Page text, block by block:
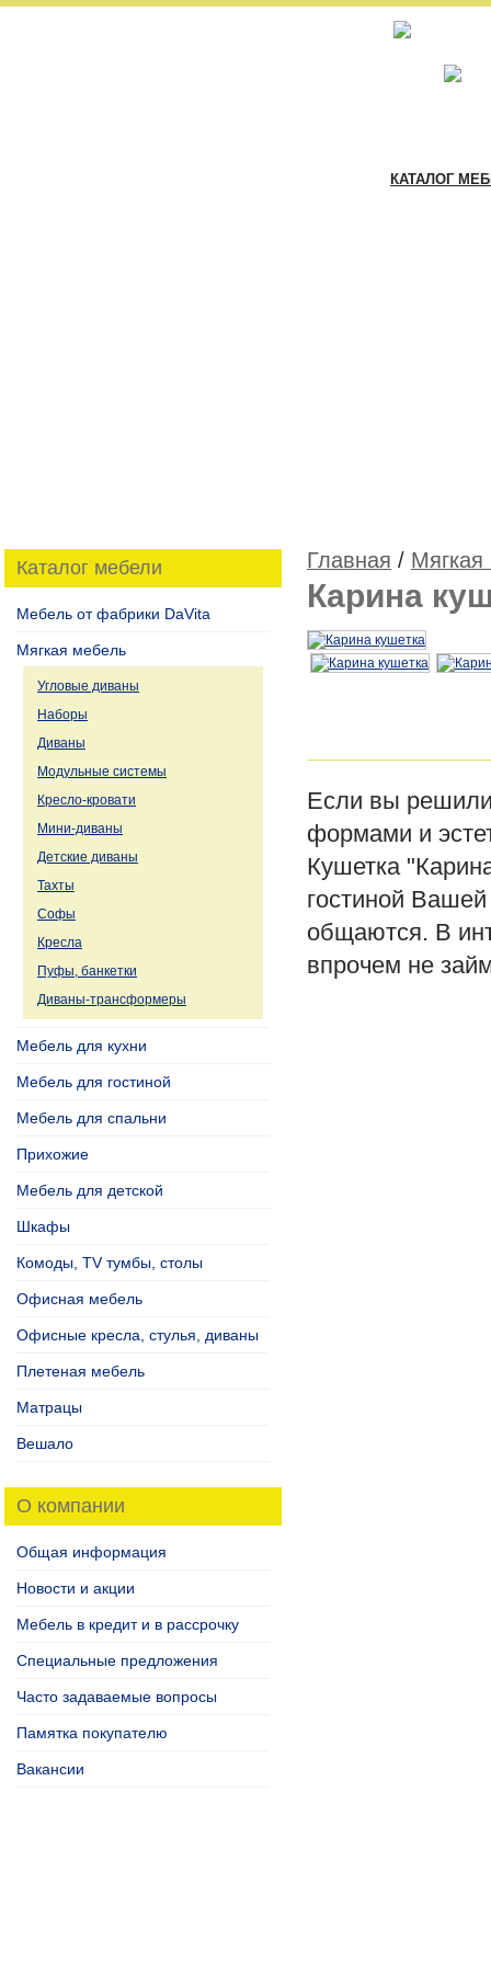
КАТАЛОГ
Каталог мебели
Мебель от фабрики DaVita
Мягкая мебель
Угловые диваны
Наборы
Диваны
Модульные системы
Кресло-кровати
Мини-диваны
Детские диваны
Тахты
Софы
Кресла
Пуфы, банкетки
Диваны-трансформеры
Мебель для кухни
Мебель для гостиной
Мебель для спальни
Прихожие
Мебель для детской
Шкафы
Комоды, TV тумбы, столы
Офисная мебель
Офисные кресла, стулья, диваны
Плетеная мебель
Матрацы
Вешало
О компании
Общая информация
Новости и акции
Мебель в кредит и в рассрочку
Специальные предложения
Часто задаваемые вопросы
Памятка покупателю
Вакансии
Главная / Мягкая
Карина
Если вы
формами и
Кушетка
гостиной
общаются. В
впрочем не